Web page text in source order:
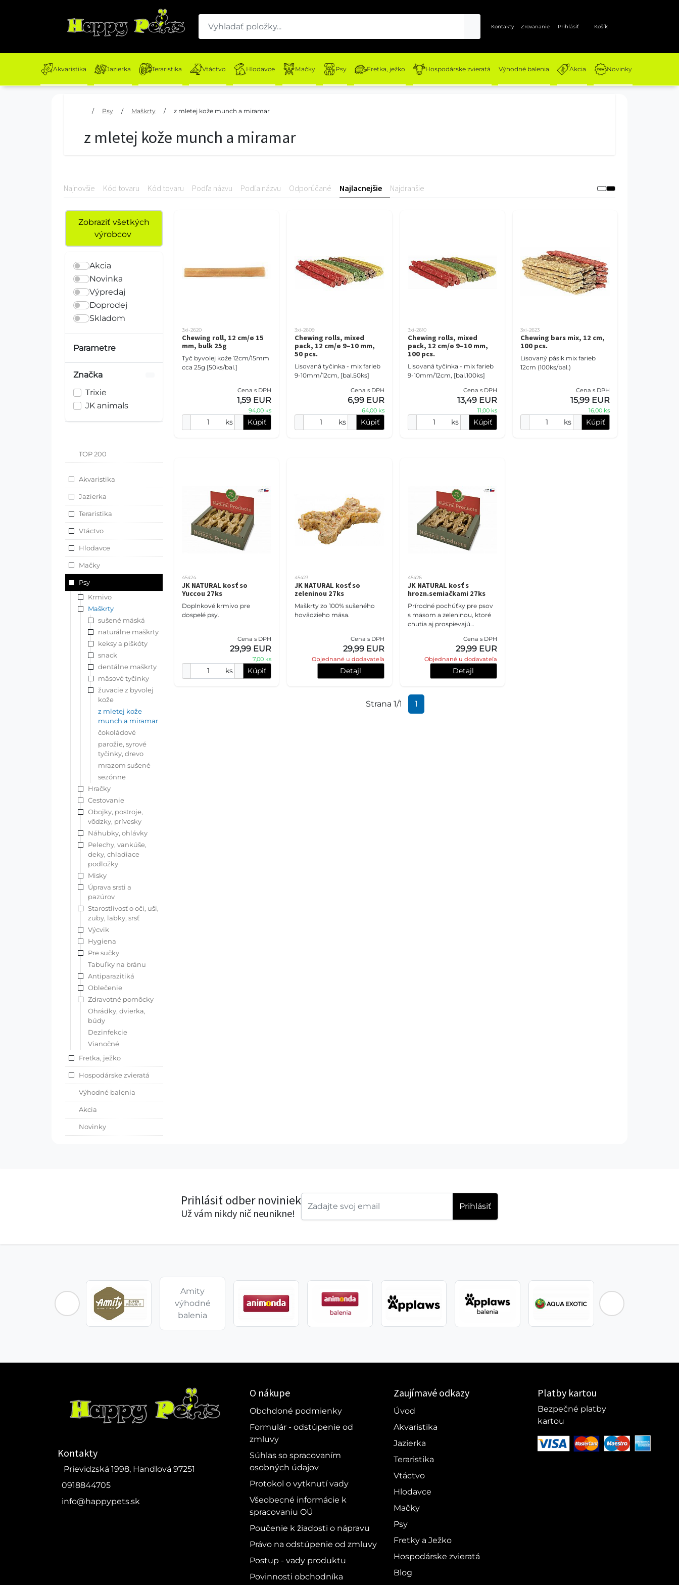
Kontakty Zrovananie Prihlásiť Košík
Akvaristika Jazierka Teraristika Vtáctvo Hlodavce Mačky Psy Fretka, ježko Hospodárske zvieratá Výhodné balenia Akcia Novinky
/ Psy / Maškrty / z mletej kože munch a miramar
z mletej kože munch a miramar
Najnovšie Kód tovaru Kód tovaru Podľa názvu Podľa názvu Odporúčané Najlacnejšie Najdrahšie
Zobraziť všetkých
výrobcov
Akcia
Novinka
Výpredaj
Doprodej
Skladom
Parametre
Značka
Trixie
JK animals
TOP 200
Akvaristika
Jazierka
Teraristika
Vtáctvo
Hlodavce
Mačky
Psy
Krmivo
Maškrty
sušené mäská
naturálne maškrty
keksy a piškóty
snack
dentálne maškrty
mäsové tyčinky
žuvacie z byvolej
kože
z mletej kože
munch a miramar
čokoládové
parožie, syrové
tyčinky, drevo
mrazom sušené
sezónne
Hračky
Cestovanie
Obojky, postroje,
vôdzky, prívesky
Náhubky, ohlávky
Pelechy, vankúše,
deky, chladiace
podložky
Misky
Úprava srsti a
pazúrov
Starostlivosť o oči, uši,
zuby, labky, srsť
Výcvik
Hygiena
Pre sučky
Tabuľky na bránu
Antiparazitiká
Oblečenie
Zdravotné pomôcky
Ohrádky, dvierka,
búdy
Dezinfekcie
Vianočné
Fretka, ježko
Hospodárske zvieratá
Výhodné balenia
Akcia
Novinky
3xi-2620
Chewing roll, 12 cm/ø 15
mm, bulk 25g
Tyč byvolej kože 12cm/15mm
cca 25g [50ks/bal.]
Cena s DPH
1,59 EUR
94,00 ks
ks Kúpiť
3xi-2609
Chewing rolls, mixed
pack, 12 cm/ø 9–10 mm,
50 pcs.
Lisovaná tyčinka - mix farieb
9-10mm/12cm, [bal.50ks]
Cena s DPH
6,99 EUR
64,00 ks
ks Kúpiť
3xi-2610
Chewing rolls, mixed
pack, 12 cm/ø 9–10 mm,
100 pcs.
Lisovaná tyčinka - mix farieb
9-10mm/12cm, [bal.100ks]
Cena s DPH
13,49 EUR
11,00 ks
ks Kúpiť
3xi-2623
Chewing bars mix, 12 cm,
100 pcs.
Lisovaný pásik mix farieb
12cm (100ks/bal.)
Cena s DPH
15,99 EUR
16,00 ks
ks Kúpiť
45424
JK NATURAL kosť so
Yuccou 27ks
Doplnkové krmivo pre
dospelé psy.
Cena s DPH
29,99 EUR
7,00 ks
ks Kúpiť
45423
JK NATURAL kosť so
zeleninou 27ks
Maškrty zo 100% sušeného
hovädzieho mäsa.
Cena s DPH
29,99 EUR
Objednané u dodavateľa
Detajl
45426
JK NATURAL kosť s
hrozn.semiačkami 27ks
Prírodné pochúťky pre psov
s mäsom a zeleninou, ktoré
chutia aj prospievajú
Cena s DPH
29,99 EUR
Objednané u dodavateľa
Detajl
Strana 1/1 1
Prihlásiť odber noviniek
Už vám nikdy nič neunikne!
Prihlásiť
Amity
výhodné
balenia
Kontakty
Prievidzská 1998, Handlová 97251
0918844705
info@happypets.sk
O nákupe
Obchdoné podmienky
Formulár - odstúpenie od
zmluvy
Súhlas so spracovaním
osobných údajov
Protokol o vytknutí vady
Všeobecné informácie k
spracovaniu OÚ
Poučenie k žiadosti o nápravu
Právo na odstúpenie od zmluvy
Postup - vady produktu
Povinnosti obchodníka
Zaujímavé odkazy
Úvod
Akvaristika
Jazierka
Teraristika
Vtáctvo
Hlodavce
Mačky
Psy
Fretky a Ježko
Hospodárske zvieratá
Blog
Platby kartou
Bezpečné platby
kartou